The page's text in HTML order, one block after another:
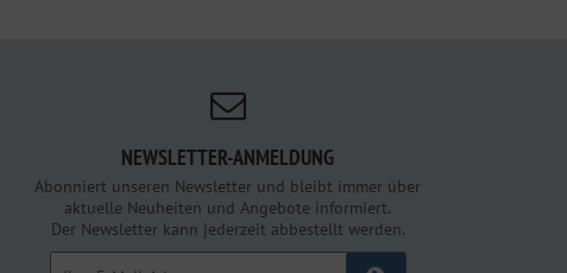
NEWSLETTER-ANMELDUNG
Abonniert unseren Newsletter und bleibt immer über
aktuelle Neuheiten und Angebote informiert.
Der Newsletter kann jederzeit abbestellt werden.